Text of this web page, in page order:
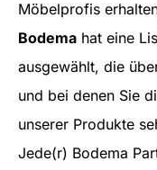
Möbelprofis
Bodema hat eine
ausgewählt, die
und bei denen Sie
unserer Produkte
Jede(r) Bodema